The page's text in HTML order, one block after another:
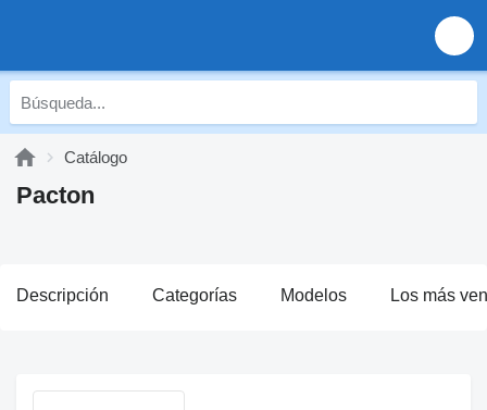
Catálogo
Pacton
Descripción Categorías Modelos Los más